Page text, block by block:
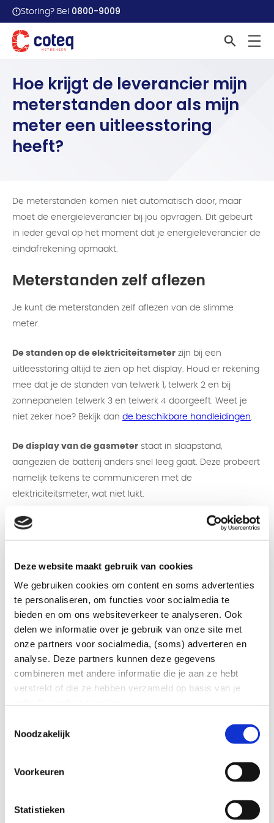
Deze website maakt gebruik van cookies
We gebruiken cookies om content en soms advertenties
te personaliseren, om functies voor socialmedia te
bieden en om ons websiteverkeer te analyseren. Ook
delen we informatie over je gebruik van onze site met
onze partners voor socialmedia, (soms) adverteren en
analyse. Deze partners kunnen deze gegevens
combineren met andere informatie die je aan ze hebt
verstrekt of die ze hebben verzameld op basis van je
Noodzakelijk
Voorkeuren
Statistieken
Storing? Bel 0800-9009
Home Veelgestelde vragen
Hoe krijgt de leverancier mijn
meterstanden door als mijn
meter een uitleesstoring
heeft?
De meterstanden komen niet automatisch door, maar
moet de energieleverancier bij jou opvragen. Dit gebeurt
in ieder geval op het moment dat je energieleverancier de
eindafrekening opmaakt.
Meterstanden zelf aflezen
Je kunt de meterstanden zelf aflezen van de slimme
meter.
De standen op de elektriciteitsmeter zijn bij een
uitleesstoring altijd te zien op het display. Houd er rekening
mee dat je de standen van telwerk 1, telwerk 2 en bij
zonnepanelen telwerk 3 en telwerk 4 doorgeeft. Weet je
niet zeker hoe? Bekijk dan de beschikbare handleidingen.
De display van de gasmeter staat in slaapstand,
aangezien de batterij anders snel leeg gaat. Deze probeert
namelijk telkens te communiceren met de
elektriciteitsmeter, wat niet lukt.
Er zijn twee soorten gasmeters:
verdikking in het midden zit. Deze knop druk je in om de
meterstand te zien.
Een met drie verschillende knoppen, waarvan een knop
een afwijkende kleur heeft. Deze knop druk je in om de
meterstand te zien.
De standen die je afleest geef je zelf door aan de
leverancier.
Display stuk
Is het display stuk? Maak dan een afspraak via onze
servicedesk. Onze collega's zijn telefonisch bereikbaar via
0546-836 666 op werkdagen tussen 08.00 tot 17.00 uur of
stuur een e-mail naar info@coteq.nl.